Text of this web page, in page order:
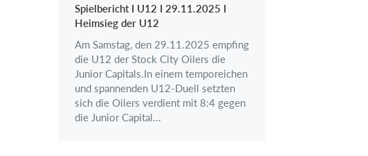
Spielbericht I U12 I 29.11.2025 I
Heimsieg der U12
Am Samstag, den 29.11.2025 empfing
die U12 der Stock City Oilers die
Junior Capitals.In einem temporeichen
und spannenden U12-Duell setzten
sich die Oilers verdient mit 8:4 gegen
die Junior Capital...